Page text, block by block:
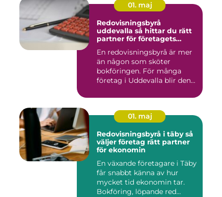
01. maj
Redovisningsbyrå
uddevalla så hittar du rätt
partner för företagets
En redovisningsbyrå är mer
än någon som sköter
bokföringen. För många
företag i Uddevalla blir den
01. maj
Redovisningsbyrå i täby så
väljer företag rätt partner
för ekonomin
En växande företagare i Täby
får snabbt känna av hur
mycket tid ekonomin tar.
Bokföring, löpande red...